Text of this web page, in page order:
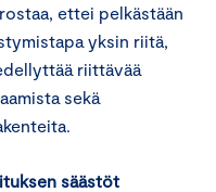
ettei pelkästään
yksin riitä,
riittävää
sekä
säästöt